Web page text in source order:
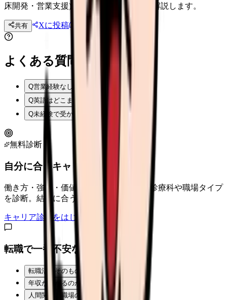
床開発・営業支援)、年収、必要スキルを解説します。
共有 Xに投稿 LINE 投稿文コピー
よくある質問
Q営業経験なしで MR は無理？
Q英語はどこまで必要？
Q未経験で受かるコツは？
無料診断
自分に合うキャリアタイプは？
働き方・強み・価値観から、向いている診療科や職場タイプ
を診断。結果に合う求人も表示。
キャリア診断をはじめる
転職で一番不安なことは？
転職活動そのものが不安
年収が下がるのが怖い
人間関係・職場の雰囲気